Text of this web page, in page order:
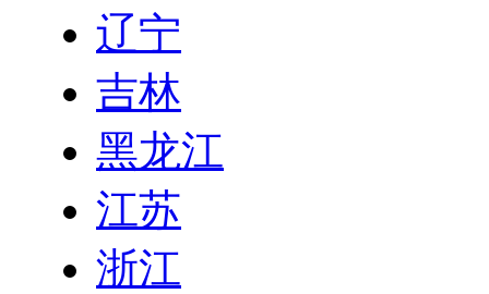
辽宁
吉林
黑龙江
江苏
浙江